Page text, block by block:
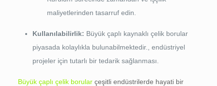
maliyetlerinden tasarruf edin.
Kullanılabilirlik: Büyük çaplı kaynaklı çelik borular
piyasada kolaylıkla bulunabilmektedir., endüstriyel
projeler için tutarlı bir tedarik sağlanması.
Büyük çaplı çelik borularçeşitli endüstrilerde hayati bir